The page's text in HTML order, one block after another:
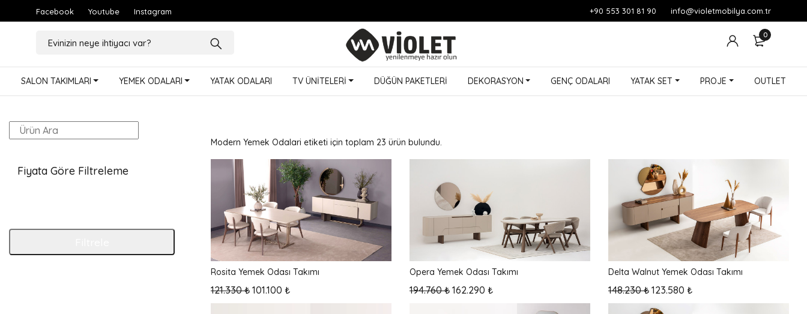
Facebook Youtube Instagram +90 553 301 81 90 info@violetmobilya.com.tr
0
SALON TAKIMLARI YEMEK ODALARI YATAK ODALARI TV ÜNİTELERİ DÜĞÜN PAKETLERİ DEKORASYON GENÇ ODALARI YATAK SET PROJE OUTLET
Fiyata Göre Filtreleme
Modern Yemek Odalari etiketi için toplam 23 ürün bulundu.
Rosita Yemek Odası Takımı
121.330 ₺ 101.100 ₺
Opera Yemek Odası Takımı
194.760 ₺ 162.290 ₺
Delta Walnut Yemek Odası Takımı
148.230 ₺ 123.580 ₺